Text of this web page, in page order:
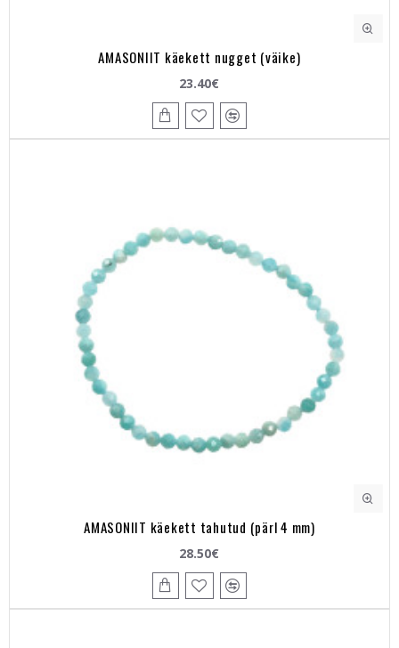
AMASONIIT käekett nugget (väike)
23.40€
AMASONIIT käekett tahutud (pärl 4 mm)
28.50€